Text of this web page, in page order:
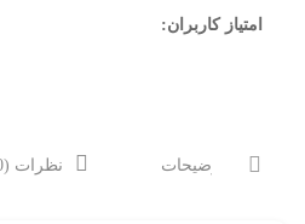
توضیحات نظرات (0)
امتیاز کاربران: